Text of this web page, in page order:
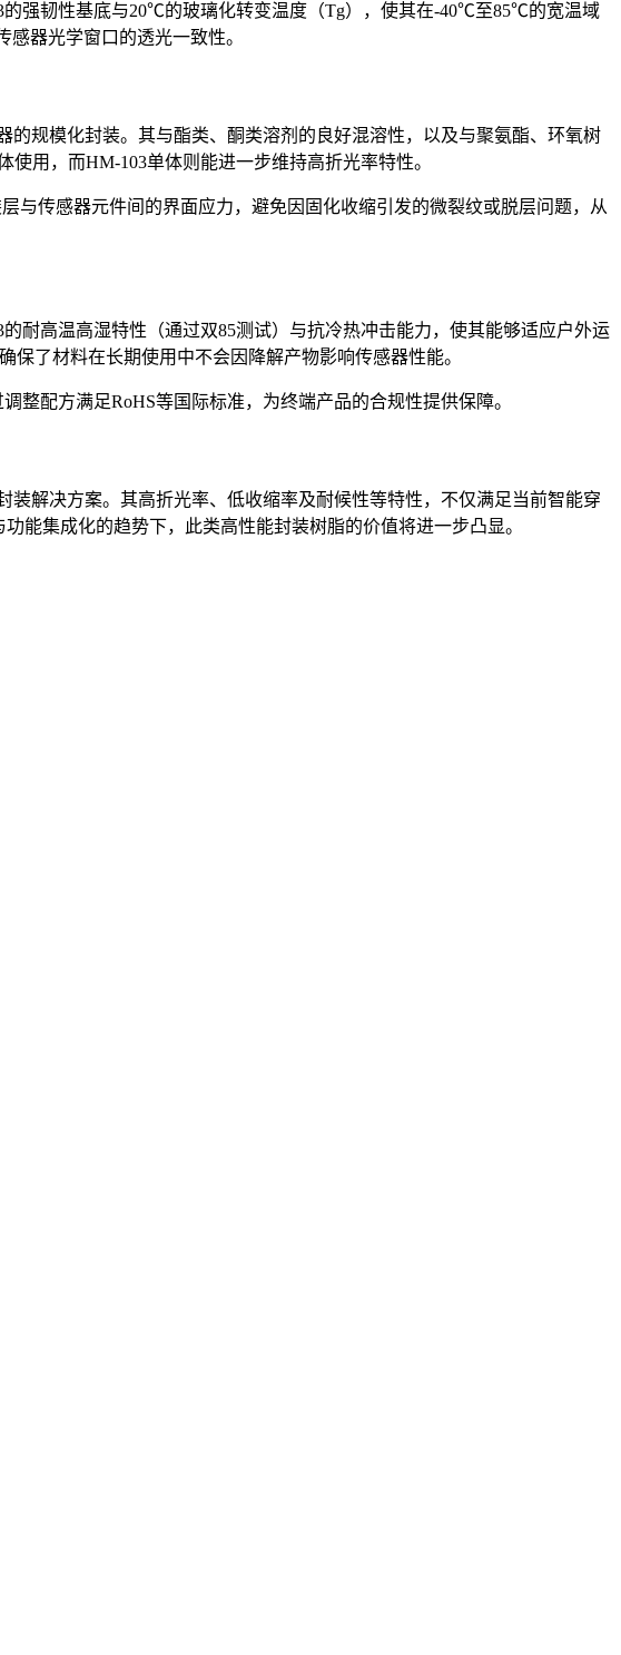
的强韧性基底与20℃的玻璃化转变温度（Tg），使其在-40℃至85℃的宽温域
器光学窗口的透光一致性。
规模化封装。其与酯类、酮类溶剂的良好混溶性，以及与聚氨酯、环氧树
用，而HM-103单体则能进一步维持高折光率特性。
与传感器元件间的界面应力，避免因固化收缩引发的微裂纹或脱层问题，从
耐高温高湿特性（通过双85测试）与抗冷热冲击能力，使其能够适应户外运
保了材料在长期使用中不会因降解产物影响传感器性能。
整配方满足RoHS等国际标准，为终端产品的合规性提供保障。
解决方案。其高折光率、低收缩率及耐候性等特性，不仅满足当前智能穿
能集成化的趋势下，此类高性能封装树脂的价值将进一步凸显。